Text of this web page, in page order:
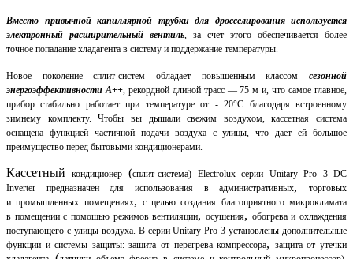
Вместо привычной капиллярной трубки для дросселирования используется
электронный расширительный вентиль, за счет этого обеспечивается более
точное попадание хладагента в систему и поддержание температуры.
Новое поколение сплит-систем обладает повышенным классом сезонной
энергоэффективности А++, рекордной длиной трасс — 75 м и, что самое главное,
прибор стабильно работает при температуре от - 20°С благодаря встроенному
зимнему комплекту. Чтобы вы дышали свежим воздухом, кассетная система
оснащена функцией частичной подачи воздуха с улицы, что дает ей большое
преимущество перед бытовыми кондиционерами.
Кассетный кондиционер (сплит-система) Electrolux серии Unitary Pro 3 DC
Inverter предназначен для использования в административных,
торговых
и промышленных помещениях, с целью создания благоприятного микроклимата
в помещении с помощью режимов вентиляции, осушения, обогрева и охлаждения
поступающего с улицы воздуха. В серии Unitary Pro 3 установлены дополнительные
функции и системы защиты: защита от перегрева компрессора, защита от утечки